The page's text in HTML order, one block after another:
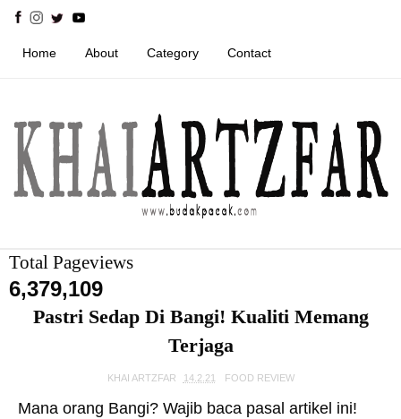
Home About Category Contact
Total Pageviews
6,379,109
Pastri Sedap Di Bangi! Kualiti Memang
Terjaga
KHAI ARTZFAR 14.2.21 FOOD REVIEW
Mana orang Bangi? Wajib baca pasal artikel ini!